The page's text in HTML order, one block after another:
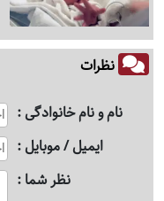
نظرات
نام و نام خانوادگی
ایمیل / موبایل
نظر شما